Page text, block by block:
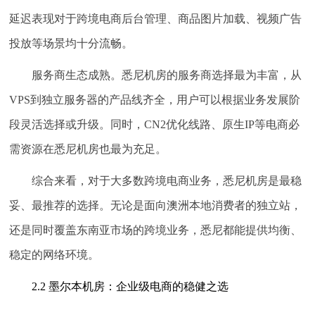
延迟表现对于跨境电商后台管理、商品图片加载、视频广告
投放等场景均十分流畅。
服务商生态成熟。悉尼机房的服务商选择最为丰富，从
VPS到独立服务器的产品线齐全，用户可以根据业务发展阶
段灵活选择或升级。同时，CN2优化线路、原生IP等电商必
需资源在悉尼机房也最为充足。
综合来看，对于大多数跨境电商业务，悉尼机房是最稳
妥、最推荐的选择。无论是面向澳洲本地消费者的独立站，
还是同时覆盖东南亚市场的跨境业务，悉尼都能提供均衡、
稳定的网络环境。
2.2 墨尔本机房：企业级电商的稳健之选